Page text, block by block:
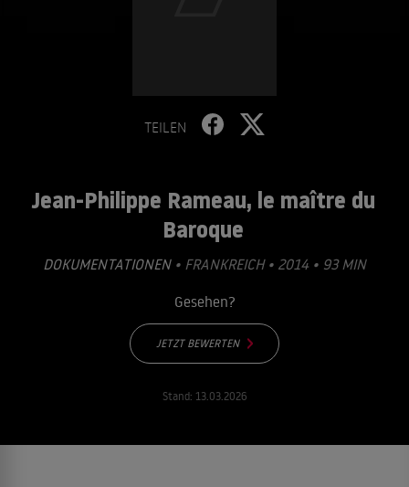
TEILEN
Jean-Philippe Rameau, le maître du
Baroque
DOKUMENTATIONEN• FRANKREICH • 2014 • 93 MIN
Gesehen?
JETZT BEWERTEN
Stand: 13.03.2026